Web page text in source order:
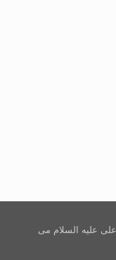
علیه السلام می